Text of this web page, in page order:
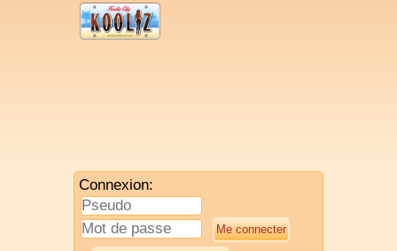
Connexion: